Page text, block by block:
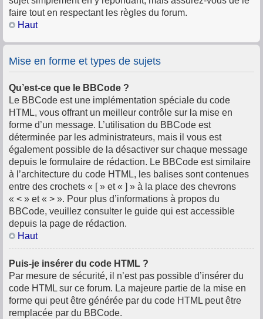
faire tout en respectant les règles du forum.
Haut
Mise en forme et types de sujets
Qu’est-ce que le BBCode ?
Le BBCode est une implémentation spéciale du code
HTML, vous offrant un meilleur contrôle sur la mise en
forme d’un message. L’utilisation du BBCode est
déterminée par les administrateurs, mais il vous est
également possible de la désactiver sur chaque message
depuis le formulaire de rédaction. Le BBCode est similaire
à l’architecture du code HTML, les balises sont contenues
entre des crochets « [ » et « ] » à la place des chevrons
« < » et « > ». Pour plus d’informations à propos du
BBCode, veuillez consulter le guide qui est accessible
depuis la page de rédaction.
Haut
Puis-je insérer du code HTML ?
Par mesure de sécurité, il n’est pas possible d’insérer du
code HTML sur ce forum. La majeure partie de la mise en
forme qui peut être générée par du code HTML peut être
remplacée par du BBCode.